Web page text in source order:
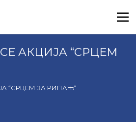
АКЦИЈА “СРЦЕМ
“СРЦЕМ ЗА РИПАЊ“